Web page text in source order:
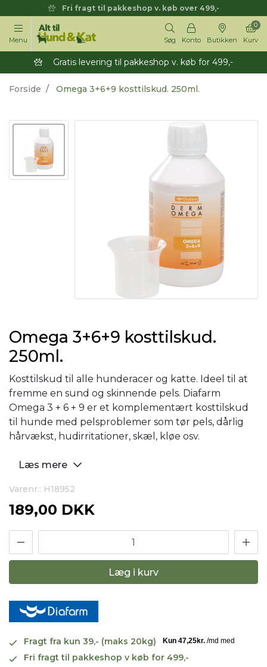
Fri fragt til pakkeshop v. køb over 499,-
Menu Søg Konto Butikken Kurv
0
Gratis levering til pakkeshop v. køb for 499,-
Forside Omega 3+6+9 kosttilskud. 250ml.
Omega 3+6+9 kosttilskud.
250ml.
Kosttilskud til alle hunderacer og katte. Ideel til at
fremme en sund og skinnende pels. Diafarm
Omega 3 + 6 + 9 er et komplementært kosttilskud
til hunde med pelsproblemer som tør pels, dårlig
hårvækst, hudirritationer, skæl, kløe osv.
Læs mere
Varenr.: H18952
189,00 DKK
Læg i kurv
Fragt fra kun 39,- (maks 20kg)
Fri fragt til pakkeshop v køb for 499,-